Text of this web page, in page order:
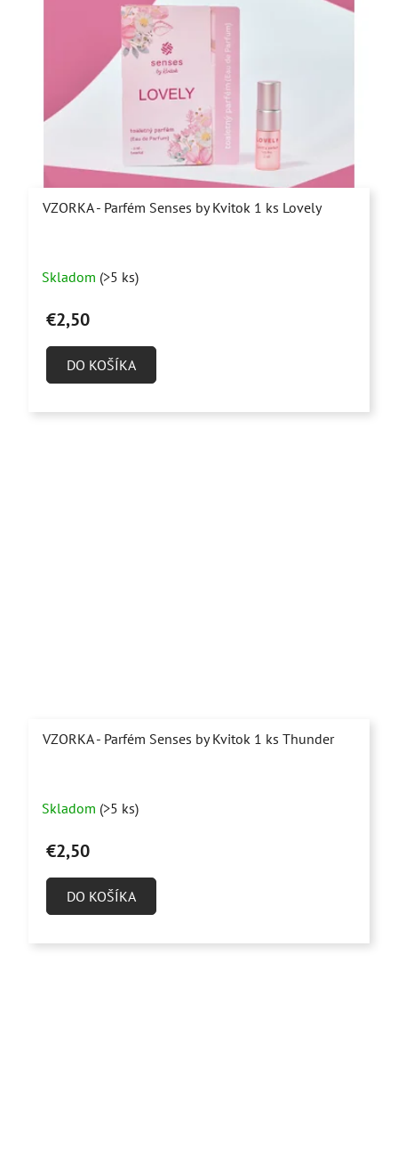
VZORKA - Parfém Senses by Kvitok 1 ks Lovely
hodnotenie
produktu
z
Skladom (>5 ks)
€2,50
DO KOŠÍKA
VZORKA - Parfém Senses by Kvitok 1 ks Thunder
hodnotenie
produktu
z
Skladom (>5 ks)
€2,50
DO KOŠÍKA